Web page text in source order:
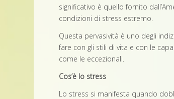
significativo è quello fornito
condizioni di stress estremo.
Questa pervasività è uno degli
fare con gli stili di vita e con le
come le eccezionali.
Cos’è lo stress
Lo stress si manifesta quando